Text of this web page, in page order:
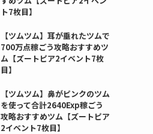
ト7枚目】
【ツムツム】耳が垂れたツムで
700万点稼ごう攻略おすすめツ
ム【ズートピア2イベント7枚
目】
【ツムツム】鼻がピンクのツム
を使って合計2640Exp稼ごう
攻略おすすめツム【ズートピア
2イベント7枚目】